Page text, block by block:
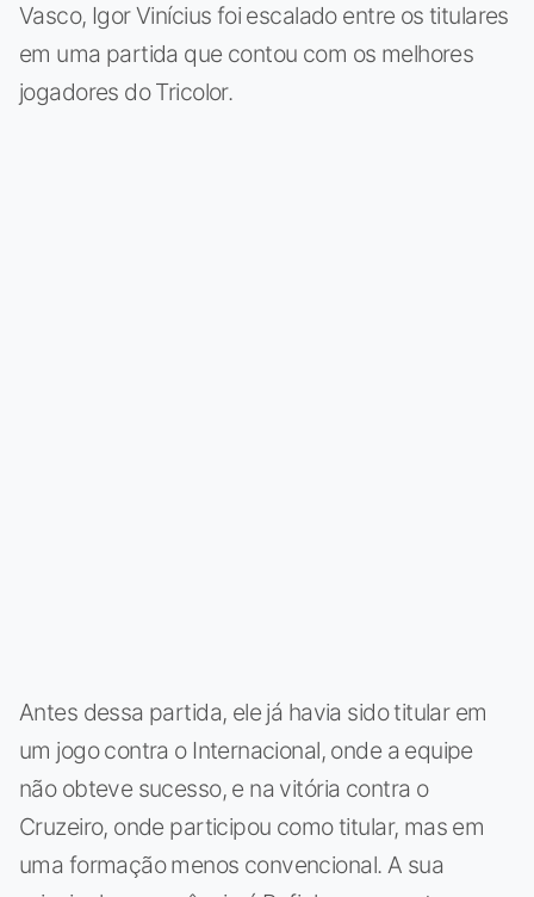
Vasco, Igor Vinícius foi escalado entre os titulares
em uma partida que contou com os melhores
jogadores do Tricolor.
Antes dessa partida, ele já havia sido titular em
um jogo contra o Internacional, onde a equipe
não obteve sucesso, e na vitória contra o
Cruzeiro, onde participou como titular, mas em
uma formação menos convencional. A sua